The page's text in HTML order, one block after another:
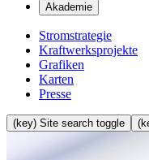
Akademie
Stromstrategie
Kraftwerksprojekte
Grafiken
Karten
Presse
(key) Site search toggle